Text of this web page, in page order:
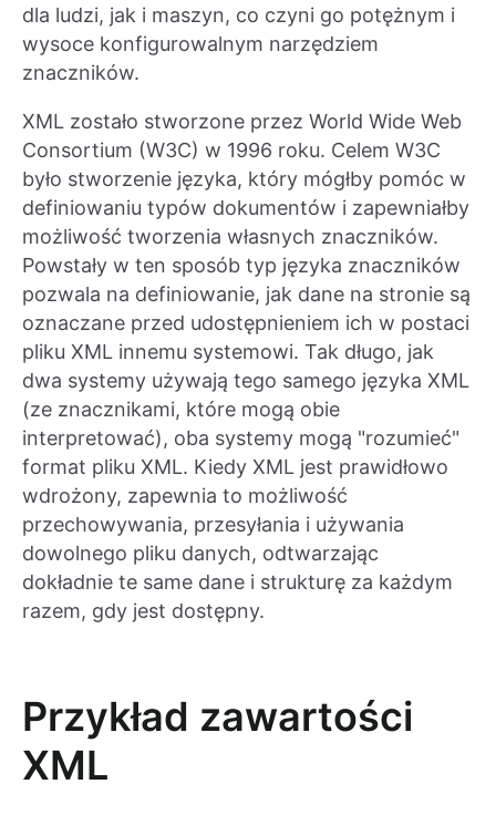
dla ludzi, jak i maszyn, co czyni go potężnym i
wysoce konfigurowalnym narzędziem
znaczników.
XML zostało stworzone przez World Wide Web
Consortium (W3C) w 1996 roku. Celem W3C
było stworzenie języka, który mógłby pomóc w
definiowaniu typów dokumentów i zapewniałby
możliwość tworzenia własnych znaczników.
Powstały w ten sposób typ języka znaczników
pozwala na definiowanie, jak dane na stronie są
oznaczane przed udostępnieniem ich w postaci
pliku XML innemu systemowi. Tak długo, jak
dwa systemy używają tego samego języka XML
(ze znacznikami, które mogą obie
interpretować), oba systemy mogą "rozumieć"
format pliku XML. Kiedy XML jest prawidłowo
wdrożony, zapewnia to możliwość
przechowywania, przesyłania i używania
dowolnego pliku danych, odtwarzając
dokładnie te same dane i strukturę za każdym
razem, gdy jest dostępny.
Przykład zawartości
XML